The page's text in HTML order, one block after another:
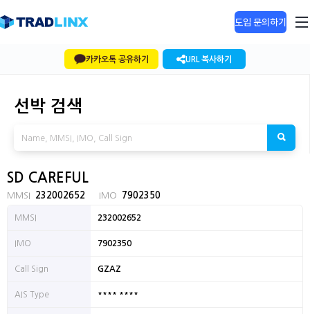
도입 문의하기
카카오톡 공유하기 URL 복사하기
선박 검색
SD CAREFUL
MMSI 232002652 IMO 7902350
MMSI 232002652
IMO 7902350
Call Sign GZAZ
AIS Type **** ****